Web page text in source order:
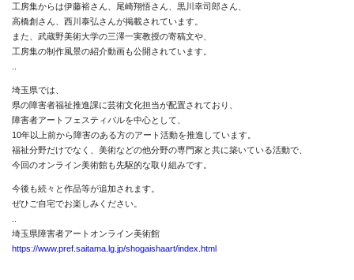
工房集からは伊藤裕さん、尾崎翔悟さん、黒川幸司郎さん、
高橋創さん、西川泰弘さんが掲載されています。
また、武蔵野美術大学の三澤一実教授の寄稿文や、
工房集の制作風景の紹介動画も公開されています。
埼玉県では、
県の障害者福祉推進課に芸術文化担当が配置されており、
障害者アートフェスティバルを中心として、
10年以上前から障害のある方のアート活動を推進しています。
福祉分野だけでなく、美術などの他分野の専門家と共に築いている活動で、
今回のオンライン美術館も先駆的な取り組みです。
今後も続々と作品等が追加されます。
ぜひご自宅でお楽しみください。
埼玉県障害者アートオンライン美術館
https://www.pref.saitama.lg.jp/shogaishaart/index.html